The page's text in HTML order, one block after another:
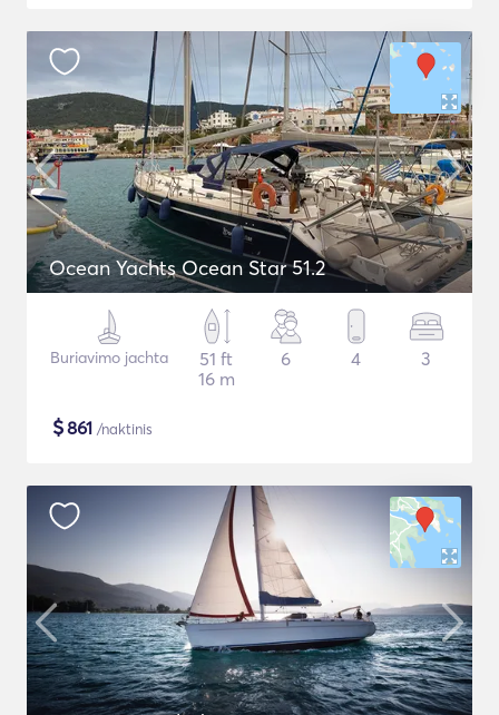
Ocean Yachts Ocean Star 51.2
Buriavimo jachta
51 ft
16 m
6 4 3
$861 /naktinis